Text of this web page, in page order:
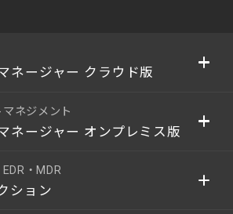
ネージャー クラウド版
ネジメント
ネージャー オンプレミス版
・MDR
ション